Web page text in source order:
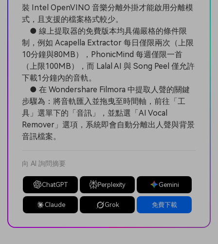
裝 Intel OpenVINO 音樂分離外掛才能啟用分離模
式，且支援的檔案格式較少。
● 線上提取器的免費版本均具備嚴格的條件限
制，例如 Acapella Extractor 每日僅限兩次（上限
10分鐘與80MB），PhonicMind 每週僅限一首
（上限100MB），而 Lalal AI 與 Song Peel 僅允許
下載1分鐘內的音軌。
● 在 Wondershare Filmora 中提取人聲的關鍵
步驟為：將音軌匯入並拖曳至時間軸，前往「工
具」選單下的「音訊」，並點選「AI Vocal
Remover」選項，系統即會自動分離出人聲與背景
音訊檔案。
向 AI 詢問摘要
ChatGPT Perplexity Gemini
Claude Grok 免費下載